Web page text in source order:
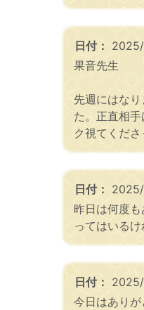
日付：
果音先生
先週にはな
た。正直相
ク視てくだ
日付：
昨日は何度
ってはいる
日付：
今日はあり